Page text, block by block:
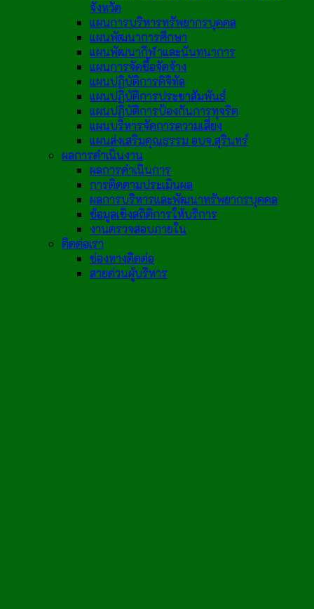
จังหวัด
แผนการบริหารทรัพยากรบุคคล
แผนพัฒนาการศึกษา
แผนพัฒนากีฬาและนันทนาการ
แผนการจัดซื้อจัดจ้าง
แผนปฏิบัติการดิจิทัล
แผนปฏิบัติการประชาสัมพันธ์
แผนปฏิบัติการป้องกันการทุจริต
แผนบริหารจัดการความเสี่ยง
แผนส่งเสริมคุณธรรม อบจ.สุรินทร์
ผลการดำเนินงาน
ผลการดำเนินการ
การติดตามประเมินผล
ผลการบริหารและพัฒนาทรัพยากรบุคคล
ข้อมูลเชิงสถิติการให้บริการ
งานตรวจสอบภายใน
ติดต่อเรา
ช่องทางติดต่อ
สายด่วนผู้บริหาร